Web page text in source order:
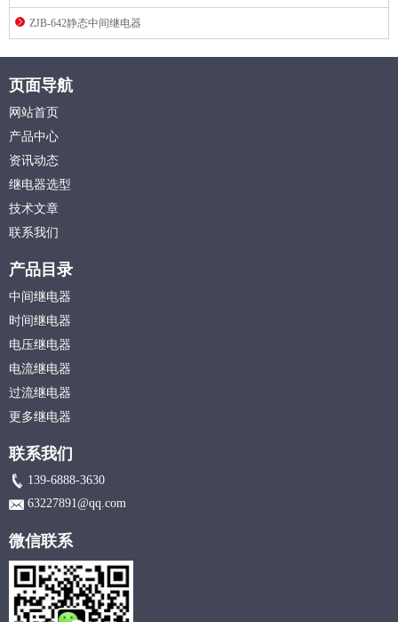
ZJB-642静态中间继电器
页面导航
网站首页
产品中心
资讯动态
继电器选型
技术文章
联系我们
产品目录
中间继电器
时间继电器
电压继电器
电流继电器
过流继电器
更多继电器
联系我们
139-6888-3630
63227891@qq.com
微信联系